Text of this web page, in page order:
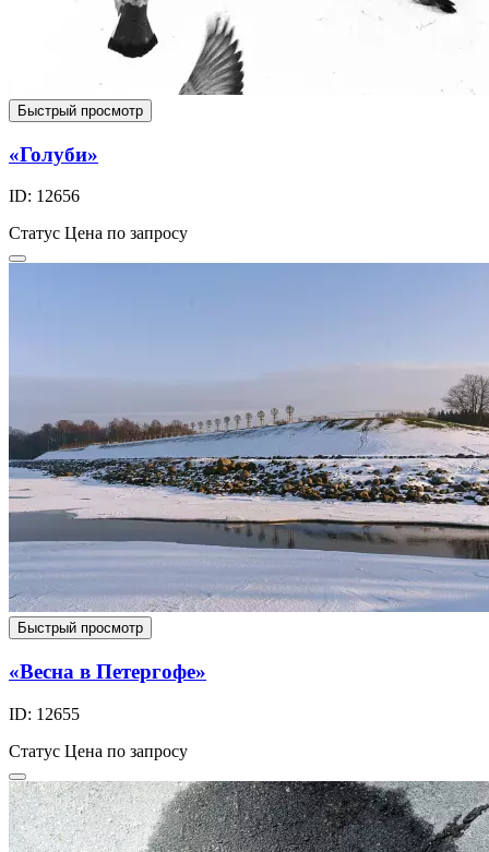
Быстрый просмотр
«Голуби»
ID: 12656
Статус Цена по запросу
Быстрый просмотр
«Весна в Петергофе»
ID: 12655
Статус Цена по запросу